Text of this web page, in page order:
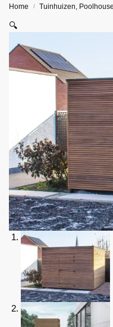
Home / Tuinhuizen,
🔍